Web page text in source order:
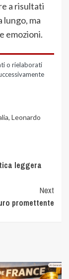
a risultati
lungo, ma
emozioni.
o rielaborati
, Leonardo
leggera
Next
promettente